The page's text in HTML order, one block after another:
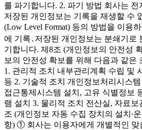
를 파기합니다. 2. 파기 방법 회사는 전
저장된 개인정보는 기록을 재생할 수
(Low Level Format) 등의 방법을 이용
에 기록․저장된 개인정보는 분쇄기로
기합니다. 제8조 (개인정보의 안전성
보의 안전성 확보를 위해 다음과 같은
1. 관리적 조치 내부관리계획 수립 및
등 2. 기술적 조치 개인정보처리시스
접근통제시스템 설치, 고유 식별정보
램 설치 3. 물리적 조치 전산실, 자료
조 (개인정보 자동 수집 장치의 설치∙
항) ① 회사는 이용자에게 개별적인 맞